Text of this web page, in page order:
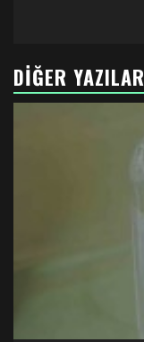
DIĞER YAZILAR